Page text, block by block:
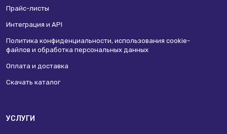
Прайс-листы
Интеграция и API
Политика конфиденциальности, использования сookie-
файлов и обработка персональных данных
Оплата и доставка
Скачать каталог
УСЛУГИ